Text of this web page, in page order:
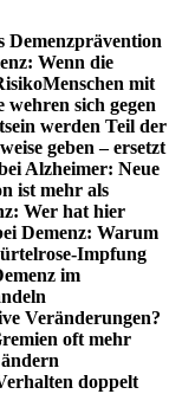
Demenzprävention
Wenn die
Menschen mit
wehren sich gegen
werden Teil der
geben – ersetzt
Alzheimer: Neue
ist mehr als
Wer hat hier
Demenz: Warum
Impfung
im
Veränderungen?
oft mehr
doppelt